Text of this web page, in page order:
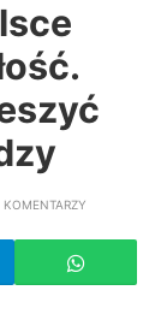
KOMENTARZY